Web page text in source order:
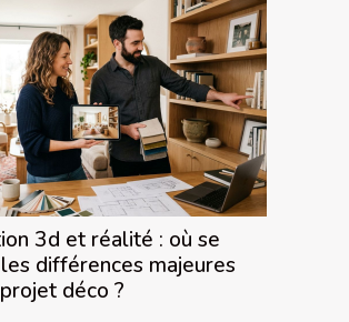
3d et réalité : où se
différences majeures
déco ?